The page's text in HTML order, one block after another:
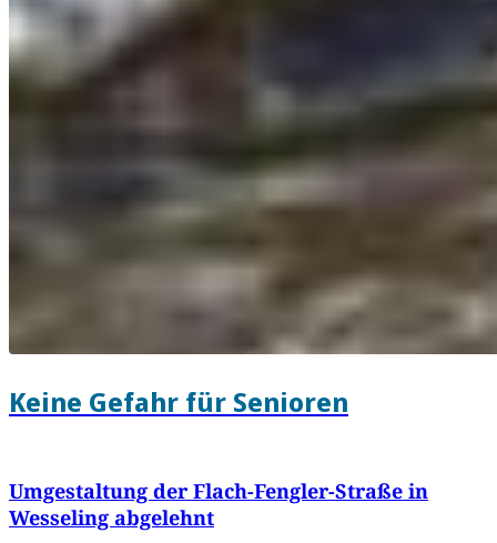
Keine Gefahr für Senioren
Umgestaltung der Flach-Fengler-Straße in
Wesseling abgelehnt